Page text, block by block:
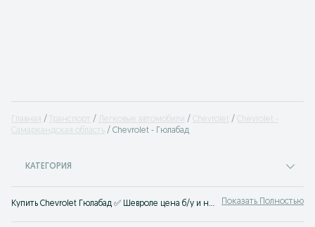
Главная Транспорт Легковые автомобили Chevrolet
Chevrolet -
Самаркандская область
Chevrolet - Гюлабад
КАТЕГОРИЯ
Купить Chevrolet Гюлабад ✅ Шевроле цена б/у и нового авто ☝ Большой выбор автомобилей по выгодным ценам на OLX.uz Гюлабад (ранее Torg.uz) Показать Полностью